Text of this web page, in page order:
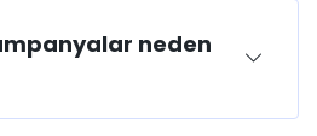
neden